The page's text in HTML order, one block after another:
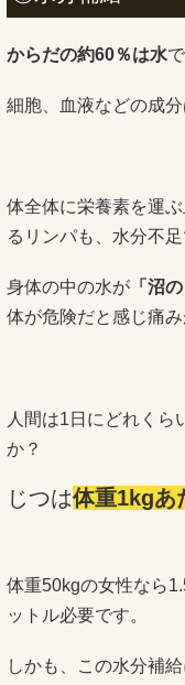
からだの約60％は水
細胞、血液などの成
体全体に栄養素を運
るリンパも、水分不
身体の中の水が 「沼
体が危険だと感じ痛
人間は1日にどれくら
か？
じつは体重1kgあ
体重50kgの女性なら
ットル必要です。
しかも、この水分補給